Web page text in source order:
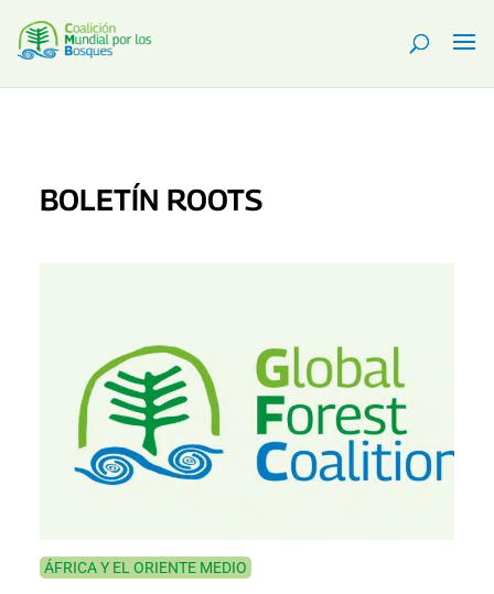
BOLETÍN ROOTS
ÁFRICA Y EL ORIENTE MEDIO